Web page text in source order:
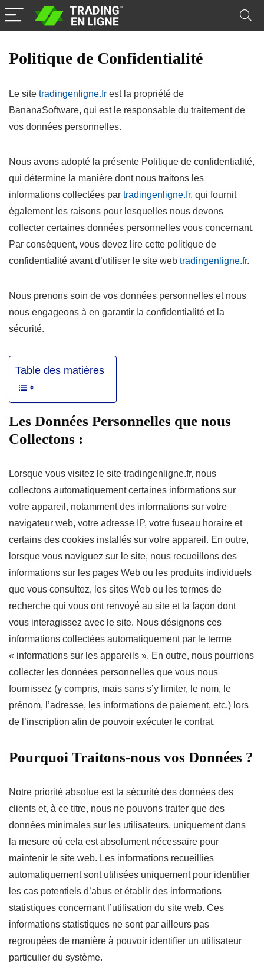
Politique de Confidentialité
Le site tradingenligne.fr est la propriété de
BananaSoftware, qui est le responsable du traitement de
vos données personnelles.
Nous avons adopté la présente Politique de confidentialité,
qui détermine la manière dont nous traitons les
informations collectées par tradingenligne.fr, qui fournit
également les raisons pour lesquelles nous devons
collecter certaines données personnelles vous concernant.
Par conséquent, vous devez lire cette politique de
confidentialité avant d’utiliser le site web tradingenligne.fr.
Nous prenons soin de vos données personnelles et nous
nous engageons à en garantir la confidentialité et la
sécurité.
Table des matières
Les Données Personnelles que nous
Collectons :
Lorsque vous visitez le site tradingenligne.fr, nous
collectons automatiquement certaines informations sur
votre appareil, notamment des informations sur votre
navigateur web, votre adresse IP, votre fuseau horaire et
certains des cookies installés sur votre appareil. En outre,
lorsque vous naviguez sur le site, nous recueillons des
informations sur les pages Web ou les produits individuels
que vous consultez, les sites Web ou les termes de
recherche qui vous ont renvoyé au site et la façon dont
vous interagissez avec le site. Nous désignons ces
informations collectées automatiquement par le terme
« informations sur les appareils ». En outre, nous pourrions
collecter les données personnelles que vous nous
fournissez (y compris, mais sans s’y limiter, le nom, le
prénom, l’adresse, les informations de paiement, etc.) lors
de l’inscription afin de pouvoir exécuter le contrat.
Pourquoi Traitons-nous vos Données ?
Notre priorité absolue est la sécurité des données des
clients et, à ce titre, nous ne pouvons traiter que des
données minimales sur les utilisateurs, uniquement dans
la mesure où cela est absolument nécessaire pour
maintenir le site web. Les informations recueillies
automatiquement sont utilisées uniquement pour identifier
les cas potentiels d’abus et établir des informations
statistiques concernant l’utilisation du site web. Ces
informations statistiques ne sont par ailleurs pas
regroupées de manière à pouvoir identifier un utilisateur
particulier du système.